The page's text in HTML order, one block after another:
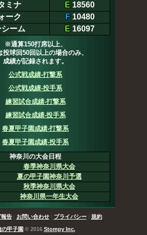
ミナ
E 18560
ーク
F10480
シーム
E 16097
※通算150打席以上、
投球回50回以上の場合のみ、
成績が記録されます。
公式戦成績-打撃系
公式戦成績-投手系
練習試合成績-打撃系
練習試合成績-投手系
春夏甲子園成績-打撃系
春夏甲子園成績-投手系
神奈川の大会日程
春季神奈川県大会
夏の甲子園神奈川予選
秋季神奈川県大会
神奈川県一年生大会
告| お問い合わせ| プライバシー| 規約
の甲子園 © 2016 Stompy Inc.